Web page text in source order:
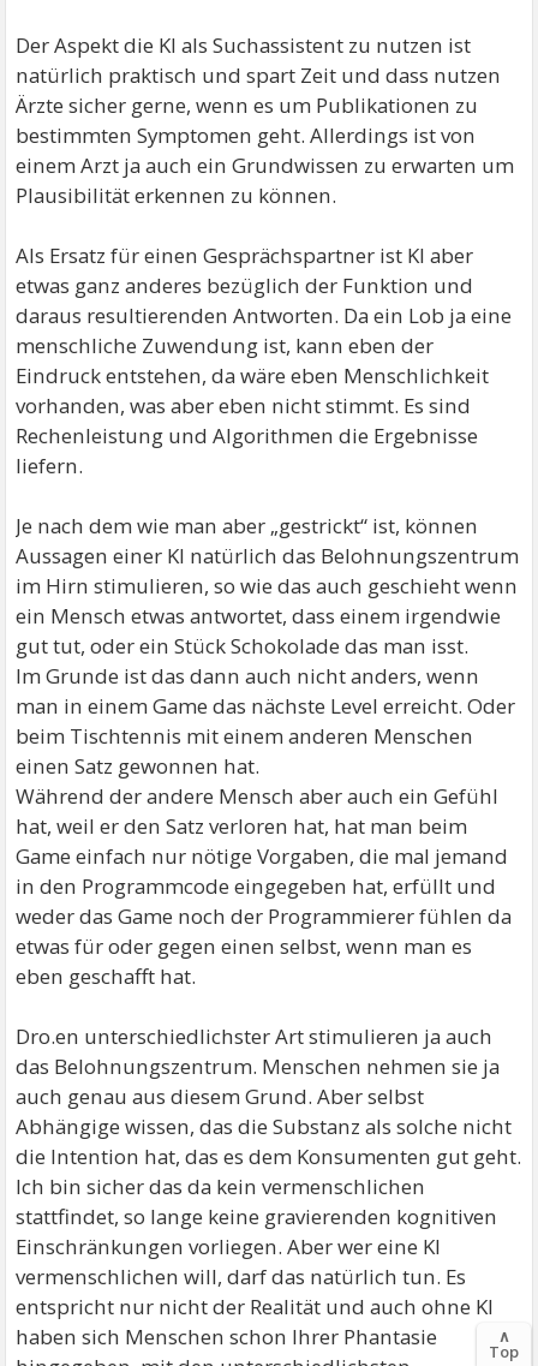
Als ich ihm beim nächsten Mal beiläufig gesagt hab,
dass mich die KI "gelobt" hat , bei einem Erfolg ist er
aber ziemlich erschrocken.
Na ja, ich meinte dann, wahrscheinlich nutzt er
die KI anders als ich.
Der Aspekt die KI als Suchassistent zu nutzen ist
natürlich praktisch und spart Zeit und dass nutzen
Ärzte sicher gerne, wenn es um Publikationen zu
bestimmten Symptomen geht. Allerdings ist von
einem Arzt ja auch ein Grundwissen zu erwarten um
Plausibilität erkennen zu können.
Als Ersatz für einen Gesprächspartner ist KI aber
etwas ganz anderes bezüglich der Funktion und
daraus resultierenden Antworten. Da ein Lob ja eine
menschliche Zuwendung ist, kann eben der
Eindruck entstehen, da wäre eben Menschlichkeit
vorhanden, was aber eben nicht stimmt. Es sind
Rechenleistung und Algorithmen die Ergebnisse
liefern.
Je nach dem wie man aber „gestrickt“ ist, können
Aussagen einer KI natürlich das Belohnungszentrum
im Hirn stimulieren, so wie das auch geschieht wenn
ein Mensch etwas antwortet, dass einem irgendwie
gut tut, oder ein Stück Schokolade das man isst.
Im Grunde ist das dann auch nicht anders, wenn
man in einem Game das nächste Level erreicht. Oder
beim Tischtennis mit einem anderen Menschen
einen Satz gewonnen hat.
Während der andere Mensch aber auch ein Gefühl
hat, weil er den Satz verloren hat, hat man beim
Game einfach nur nötige Vorgaben, die mal jemand
in den Programmcode eingegeben hat, erfüllt und
weder das Game noch der Programmierer fühlen da
etwas für oder gegen einen selbst, wenn man es
eben geschafft hat.
Dro.en unterschiedlichster Art stimulieren ja auch
das Belohnungszentrum. Menschen nehmen sie ja
auch genau aus diesem Grund. Aber selbst
Abhängige wissen, das die Substanz als solche nicht
die Intention hat, das es dem Konsumenten gut geht.
Ich bin sicher das da kein vermenschlichen
stattfindet, so lange keine gravierenden kognitiven
Einschränkungen vorliegen. Aber wer eine KI
vermenschlichen will, darf das natürlich tun. Es
entspricht nur nicht der Realität und auch ohne KI
haben sich Menschen schon Ihrer Phantasie
∧
Top